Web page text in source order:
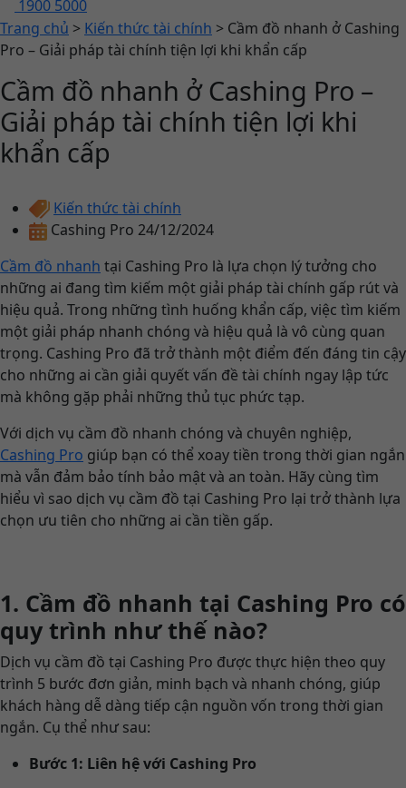
1900 5000
Trang chủ > Kiến thức tài chính > Cầm đồ nhanh ở Cashing
Pro – Giải pháp tài chính tiện lợi khi khẩn cấp
Cầm đồ nhanh ở Cashing Pro –
Giải pháp tài chính tiện lợi khi
khẩn cấp
Kiến thức tài chính
Cashing Pro 24/12/2024
Cầm đồ nhanh tại Cashing Pro là lựa chọn lý tưởng cho
những ai đang tìm kiếm một giải pháp tài chính gấp rút và
hiệu quả. Trong những tình huống khẩn cấp, việc tìm kiếm
một giải pháp nhanh chóng và hiệu quả là vô cùng quan
trọng. Cashing Pro đã trở thành một điểm đến đáng tin cậy
cho những ai cần giải quyết vấn đề tài chính ngay lập tức
mà không gặp phải những thủ tục phức tạp.
Với dịch vụ cầm đồ nhanh chóng và chuyên nghiệp,
Cashing Pro giúp bạn có thể xoay tiền trong thời gian ngắn
mà vẫn đảm bảo tính bảo mật và an toàn. Hãy cùng tìm
hiểu vì sao dịch vụ cầm đồ tại Cashing Pro lại trở thành lựa
chọn ưu tiên cho những ai cần tiền gấp.
1. Cầm đồ nhanh tại Cashing Pro có
quy trình như thế nào?
Dịch vụ cầm đồ tại Cashing Pro được thực hiện theo quy
trình 5 bước đơn giản, minh bạch và nhanh chóng, giúp
khách hàng dễ dàng tiếp cận nguồn vốn trong thời gian
ngắn. Cụ thể như sau:
Bước 1: Liên hệ với Cashing Pro